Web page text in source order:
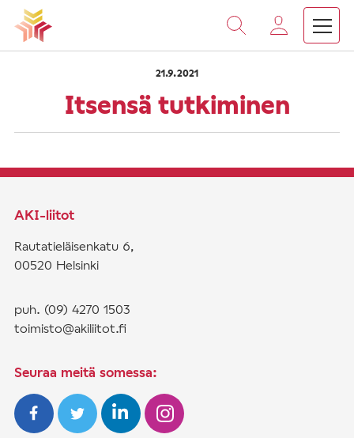
Vieritä
sisältöön
Etusivu Itsensä tutkiminen
21.9.2021
Itsensä tutkiminen
AKI-liitot
Rautatieläisenkatu 6,
00520 Helsinki
puh. (09) 4270 1503
toimisto@akiliitot.fi
Seuraa meitä somessa: